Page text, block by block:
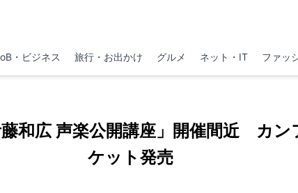
・ビジネス 旅行・お出かけ グルメ ネット・IT ファッ
和広 声楽公開講座」開催間近 カン
ケット発売